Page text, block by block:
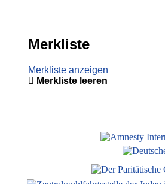
Merkliste
Merkliste anzeigen
Merkliste leeren